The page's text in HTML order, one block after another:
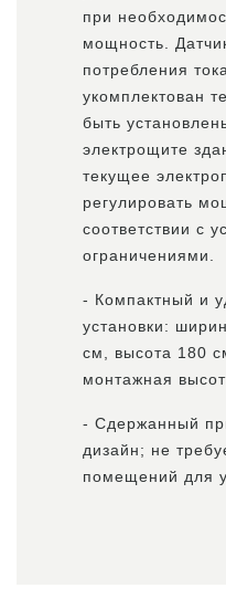
при
мощность.
потребления
укомплектован
быть
электрощите
текущее
регулировать
соответствии с
ограничениями.
- Компактный и
установки:
см, высота 180
монтажная
- Сдержанный
дизайн; не
помещений для